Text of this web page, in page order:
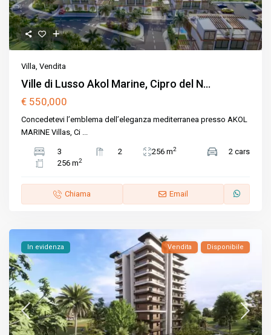
Villa,Vendita
Ville di Lusso Akol Marine, Cipro del N...
€ 550,000
Concedetevi l’emblema dell’eleganza mediterranea presso AKOL
MARINE Villas, Ci ...
3 2 256 m2
2 cars
256 m2
Chiama Email
In evidenza Vendita Disponibile